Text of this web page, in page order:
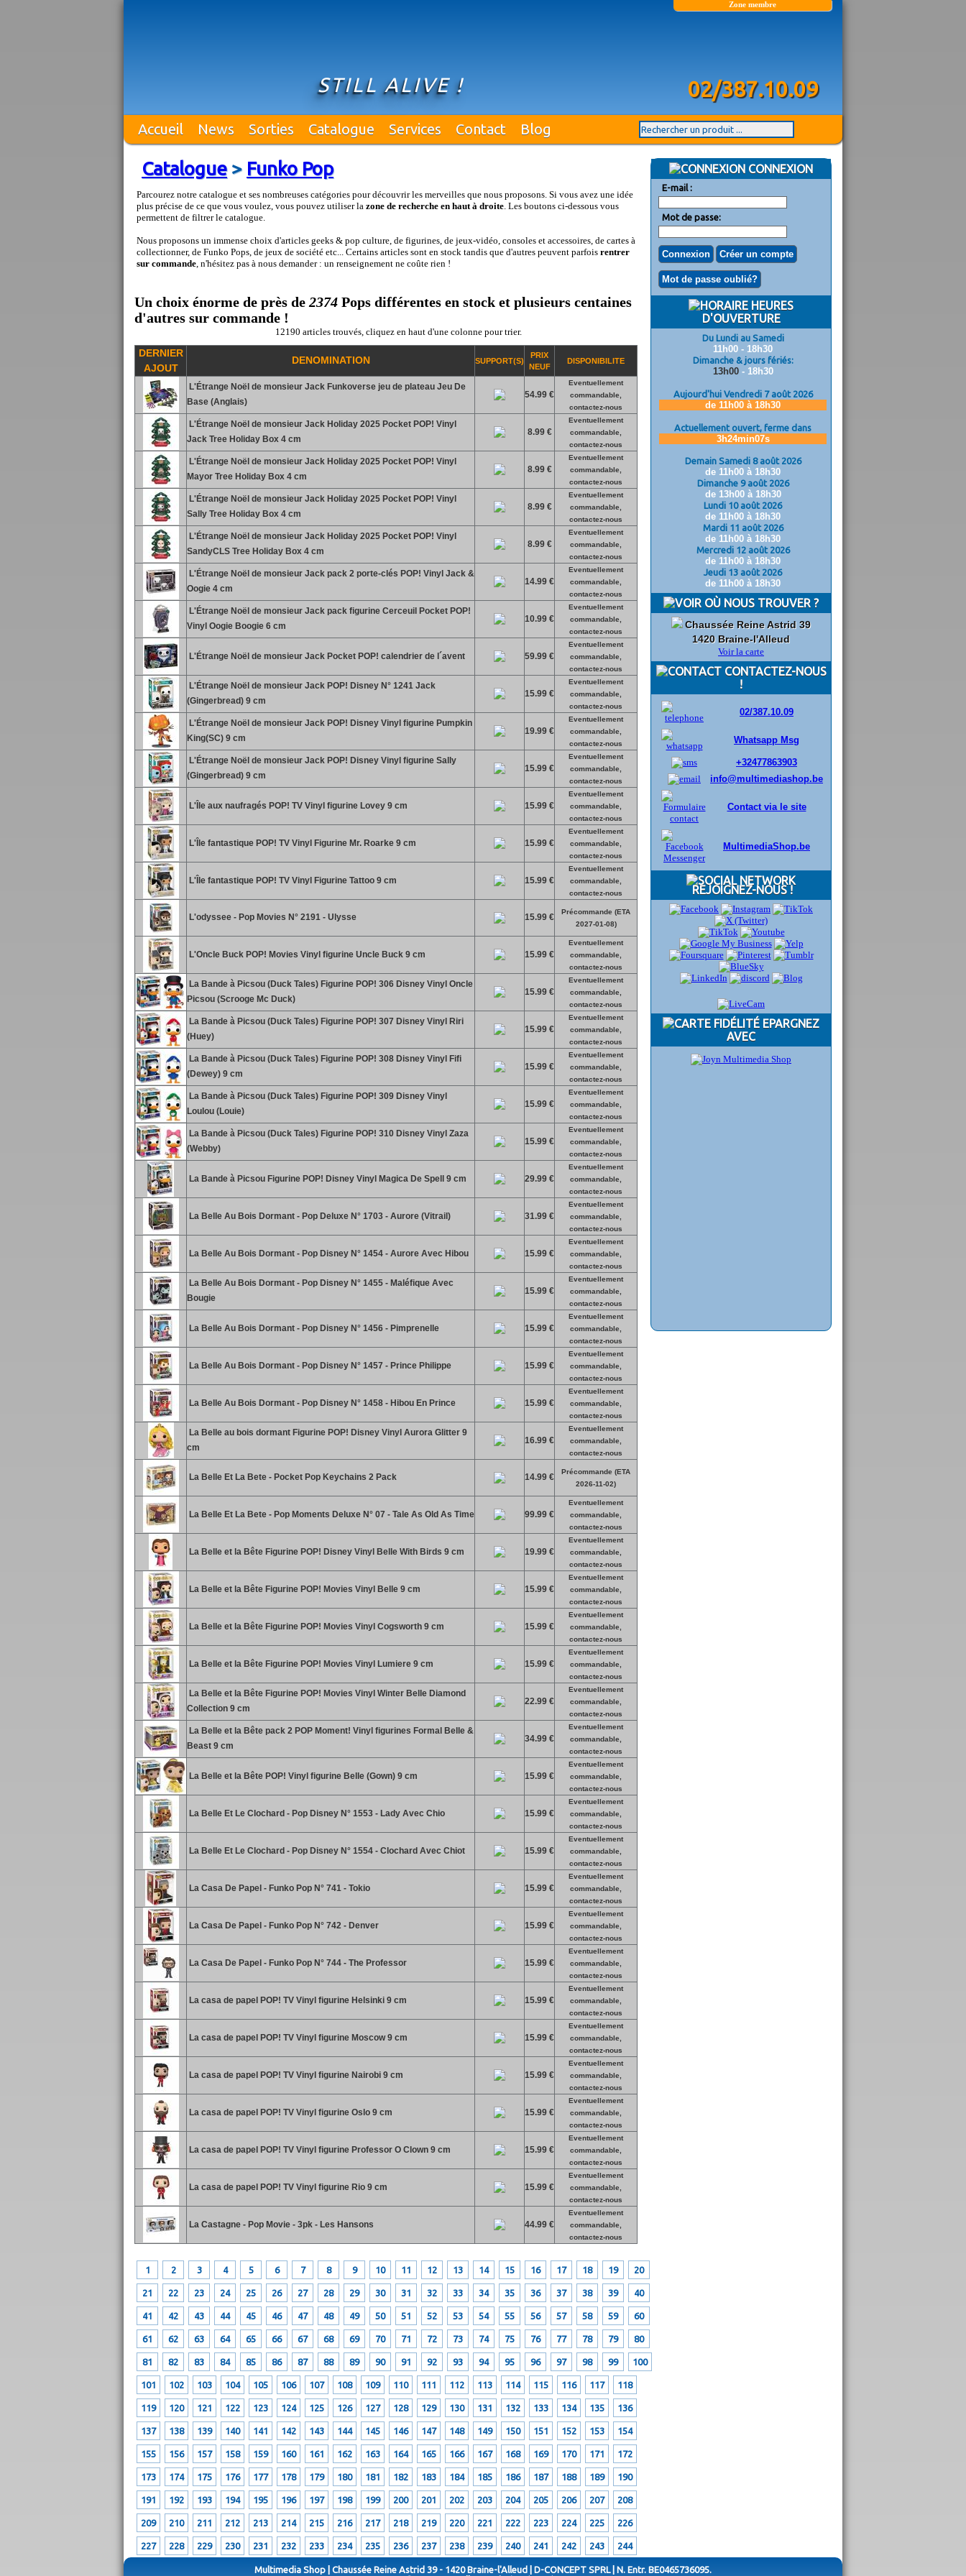
STILL ALIVE !
Zone membre
02/387.10.09
Accueil News Sorties Catalogue Services Contact Blog
Catalogue> Funko Pop
Parcourez notre catalogue et ses nombreuses catégories pour découvrir les merveilles que nous proposons. Si vous avez une idée
plus précise de ce que vous voulez, vous pouvez utiliser la zone de recherche en haut à droite. Les boutons ci-dessous vous
permettent de filtrer le catalogue.
Nous proposons un immense choix d'articles geeks & pop culture, de figurines, de jeux-vidéo, consoles et accessoires, de cartes à
collectionner, de Funko Pops, de jeux de société etc... Certains articles sont en stock tandis que d'autres peuvent parfois rentrer
sur commande, n'hésitez pas à nous demander : un renseignement ne coûte rien !
Un choix énorme de près de 2374 Pops différentes en stock et plusieurs centaines
d'autres sur commande !
12190 articles trouvés, cliquez en haut d'une colonne pour trier.
DERNIER
AJOUT
DENOMINATION SUPPORT(S)
PRIX
NEUF
DISPONIBILITE
L'Étrange Noël de monsieur Jack Funkoverse jeu de plateau Jeu De
Base (Anglais)
54.99 €
Eventuellement
commandable,
contactez-nous
L'Étrange Noël de monsieur Jack Holiday 2025 Pocket POP! Vinyl
Jack Tree Holiday Box 4 cm
8.99 €
Eventuellement
commandable,
contactez-nous
L'Étrange Noël de monsieur Jack Holiday 2025 Pocket POP! Vinyl
Mayor Tree Holiday Box 4 cm
8.99 €
Eventuellement
commandable,
contactez-nous
L'Étrange Noël de monsieur Jack Holiday 2025 Pocket POP! Vinyl
Sally Tree Holiday Box 4 cm
8.99 €
Eventuellement
commandable,
contactez-nous
L'Étrange Noël de monsieur Jack Holiday 2025 Pocket POP! Vinyl
SandyCLS Tree Holiday Box 4 cm
8.99 €
Eventuellement
commandable,
contactez-nous
L'Étrange Noël de monsieur Jack pack 2 porte-clés POP! Vinyl Jack &
Oogie 4 cm
14.99 €
Eventuellement
commandable,
contactez-nous
L'Étrange Noël de monsieur Jack pack figurine Cerceuil Pocket POP!
Vinyl Oogie Boogie 6 cm
10.99 €
Eventuellement
commandable,
contactez-nous
L'Étrange Noël de monsieur Jack Pocket POP! calendrier de l´avent 59.99 €
Eventuellement
commandable,
contactez-nous
L'Étrange Noël de monsieur Jack POP! Disney N° 1241 Jack
(Gingerbread) 9 cm
15.99 €
Eventuellement
commandable,
contactez-nous
L'Étrange Noël de monsieur Jack POP! Disney Vinyl figurine Pumpkin
King(SC) 9 cm
19.99 €
Eventuellement
commandable,
contactez-nous
L'Étrange Noël de monsieur Jack POP! Disney Vinyl figurine Sally
(Gingerbread) 9 cm
15.99 €
Eventuellement
commandable,
contactez-nous
L'Île aux naufragés POP! TV Vinyl figurine Lovey 9 cm 15.99 €
Eventuellement
commandable,
contactez-nous
L'Île fantastique POP! TV Vinyl Figurine Mr. Roarke 9 cm 15.99 €
Eventuellement
commandable,
contactez-nous
L'Île fantastique POP! TV Vinyl Figurine Tattoo 9 cm 15.99 €
Eventuellement
commandable,
contactez-nous
L'odyssee - Pop Movies N° 2191 - Ulysse 15.99 €
Précommande (ETA
2027-01-08)
L'Oncle Buck POP! Movies Vinyl figurine Uncle Buck 9 cm 15.99 €
Eventuellement
commandable,
contactez-nous
La Bande à Picsou (Duck Tales) Figurine POP! 306 Disney Vinyl Oncle
Picsou (Scrooge Mc Duck)
15.99 €
Eventuellement
commandable,
contactez-nous
La Bande à Picsou (Duck Tales) Figurine POP! 307 Disney Vinyl Riri
(Huey)
15.99 €
Eventuellement
commandable,
contactez-nous
La Bande à Picsou (Duck Tales) Figurine POP! 308 Disney Vinyl Fifi
(Dewey) 9 cm
15.99 €
Eventuellement
commandable,
contactez-nous
La Bande à Picsou (Duck Tales) Figurine POP! 309 Disney Vinyl
Loulou (Louie)
15.99 €
Eventuellement
commandable,
contactez-nous
La Bande à Picsou (Duck Tales) Figurine POP! 310 Disney Vinyl Zaza
(Webby)
15.99 €
Eventuellement
commandable,
contactez-nous
La Bande à Picsou Figurine POP! Disney Vinyl Magica De Spell 9 cm 29.99 €
Eventuellement
commandable,
contactez-nous
La Belle Au Bois Dormant - Pop Deluxe N° 1703 - Aurore (Vitrail) 31.99 €
Eventuellement
commandable,
contactez-nous
La Belle Au Bois Dormant - Pop Disney N° 1454 - Aurore Avec Hibou 15.99 €
Eventuellement
commandable,
contactez-nous
La Belle Au Bois Dormant - Pop Disney N° 1455 - Maléfique Avec
Bougie
15.99 €
Eventuellement
commandable,
contactez-nous
La Belle Au Bois Dormant - Pop Disney N° 1456 - Pimprenelle 15.99 €
Eventuellement
commandable,
contactez-nous
La Belle Au Bois Dormant - Pop Disney N° 1457 - Prince Philippe 15.99 €
Eventuellement
commandable,
contactez-nous
La Belle Au Bois Dormant - Pop Disney N° 1458 - Hibou En Prince 15.99 €
Eventuellement
commandable,
contactez-nous
La Belle au bois dormant Figurine POP! Disney Vinyl Aurora Glitter 9
cm
16.99 €
Eventuellement
commandable,
contactez-nous
La Belle Et La Bete - Pocket Pop Keychains 2 Pack 14.99 €
Précommande (ETA
2026-11-02)
La Belle Et La Bete - Pop Moments Deluxe N° 07 - Tale As Old As Time 99.99 €
Eventuellement
commandable,
contactez-nous
La Belle et la Bête Figurine POP! Disney Vinyl Belle With Birds 9 cm 19.99 €
Eventuellement
commandable,
contactez-nous
La Belle et la Bête Figurine POP! Movies Vinyl Belle 9 cm 15.99 €
Eventuellement
commandable,
contactez-nous
La Belle et la Bête Figurine POP! Movies Vinyl Cogsworth 9 cm 15.99 €
Eventuellement
commandable,
contactez-nous
La Belle et la Bête Figurine POP! Movies Vinyl Lumiere 9 cm 15.99 €
Eventuellement
commandable,
contactez-nous
La Belle et la Bête Figurine POP! Movies Vinyl Winter Belle Diamond
Collection 9 cm
22.99 €
Eventuellement
commandable,
contactez-nous
La Belle et la Bête pack 2 POP Moment! Vinyl figurines Formal Belle &
Beast 9 cm
34.99 €
Eventuellement
commandable,
contactez-nous
La Belle et la Bête POP! Vinyl figurine Belle (Gown) 9 cm 15.99 €
Eventuellement
commandable,
contactez-nous
La Belle Et Le Clochard - Pop Disney N° 1553 - Lady Avec Chio 15.99 €
Eventuellement
commandable,
contactez-nous
La Belle Et Le Clochard - Pop Disney N° 1554 - Clochard Avec Chiot 15.99 €
Eventuellement
commandable,
contactez-nous
La Casa De Papel - Funko Pop N° 741 - Tokio 15.99 €
Eventuellement
commandable,
contactez-nous
La Casa De Papel - Funko Pop N° 742 - Denver 15.99 €
Eventuellement
commandable,
contactez-nous
La Casa De Papel - Funko Pop N° 744 - The Professor 15.99 €
Eventuellement
commandable,
contactez-nous
La casa de papel POP! TV Vinyl figurine Helsinki 9 cm 15.99 €
Eventuellement
commandable,
contactez-nous
La casa de papel POP! TV Vinyl figurine Moscow 9 cm 15.99 €
Eventuellement
commandable,
contactez-nous
La casa de papel POP! TV Vinyl figurine Nairobi 9 cm 15.99 €
Eventuellement
commandable,
contactez-nous
La casa de papel POP! TV Vinyl figurine Oslo 9 cm 15.99 €
Eventuellement
commandable,
contactez-nous
La casa de papel POP! TV Vinyl figurine Professor O Clown 9 cm 15.99 €
Eventuellement
commandable,
contactez-nous
La casa de papel POP! TV Vinyl figurine Rio 9 cm 15.99 €
Eventuellement
commandable,
contactez-nous
La Castagne - Pop Movie - 3pk - Les Hansons 44.99 €
Eventuellement
commandable,
contactez-nous
1 2 3 4 5 6 7 8 9 10 11 12 13 14 15 16 17 18 19 20
21 22 23 24 25 26 27 28 29 30 31 32 33 34 35 36 37 38 39 40
41 42 43 44 45 46 47 48 49 50 51 52 53 54 55 56 57 58 59 60
61 62 63 64 65 66 67 68 69 70 71 72 73 74 75 76 77 78 79 80
81 82 83 84 85 86 87 88 89 90 91 92 93 94 95 96 97 98 99 100
101 102 103 104 105 106 107 108 109 110 111 112 113 114 115 116 117 118
119 120 121 122 123 124 125 126 127 128 129 130 131 132 133 134 135 136
137 138 139 140 141 142 143 144 145 146 147 148 149 150 151 152 153 154
155 156 157 158 159 160 161 162 163 164 165 166 167 168 169 170 171 172
173 174 175 176 177 178 179 180 181 182 183 184 185 186 187 188 189 190
191 192 193 194 195 196 197 198 199 200 201 202 203 204 205 206 207 208
209 210 211 212 213 214 215 216 217 218 219 220 221 222 223 224 225 226
227 228 229 230 231 232 233 234 235 236 237 238 239 240 241 242 243 244
CONNEXION
E-mail :
Mot de passe:
HEURES
D'OUVERTURE
Du Lundi au Samedi
11h00 - 18h30
Dimanche & jours fériés:
13h00- 18h30
Aujourd'hui Vendredi 7 août 2026
de 11h00 à 18h30
Actuellement ouvert, ferme dans
3h24min06s
Demain Samedi 8 août 2026
de 11h00 à 18h30
Dimanche 9 août 2026
de 13h00 à 18h30
Lundi 10 août 2026
de 11h00 à 18h30
Mardi 11 août 2026
de 11h00 à 18h30
Mercredi 12 août 2026
de 11h00 à 18h30
Jeudi 13 août 2026
de 11h00 à 18h30
OÙ NOUS TROUVER ?
Chaussée Reine Astrid 39
1420 Braine-l'Alleud
Voir la carte
CONTACTEZ-NOUS
!
02/387.10.09
Whatsapp Msg
+32477863903
info@multimediashop.be
Contact via le site
MultimediaShop.be
REJOIGNEZ-NOUS !
EPARGNEZ
AVEC
Multimedia Shop | Chaussée Reine Astrid 39 - 1420 Braine-l'Alleud | D-CONCEPT SPRL | N. Entr. BE0465736095.